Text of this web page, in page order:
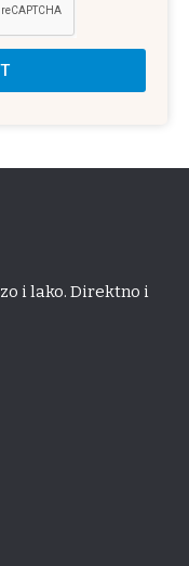
i lako. Direktno i